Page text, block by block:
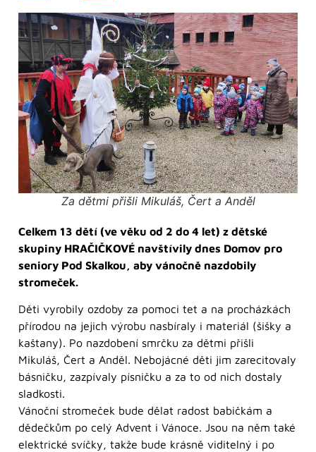
Za dětmi přišli Mikuláš, Čert a Anděl
Celkem 13 dětí (ve věku od 2 do 4 let) z dětské
skupiny HRAČIČKOVÉ navštívily dnes Domov pro
seniory Pod Skalkou, aby vánočně nazdobily
stromeček.
Děti vyrobily ozdoby za pomoci tet a na procházkách
přírodou na jejich výrobu nasbíraly i materiál (šišky a
kaštany). Po nazdobení smrčku za dětmi přišli
Mikuláš, Čert a Anděl. Nebojácné děti jim zarecitovaly
básničku, zazpívaly písničku a za to od nich dostaly
sladkosti.
Vánoční stromeček bude dělat radost babičkám a
dědečkům po celý Advent i Vánoce. Jsou na něm také
elektrické svíčky, takže bude krásně viditelný i po